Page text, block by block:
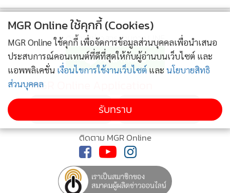
เติมชัยกล่าว
นายนิพิฐ อรุณวงษ์ ณ อยุธยา ประธานเจ้าหน้าที่บริหารและ
กรรมการผู้จัดการใหญ่ บริษัท นวนคร จำกัด (มหาชน) กล่าวว่า
ปัจจุบันเขตอุตสาหกรรมนวนคร มีความต้องการใช้ไฟฟ้า 400
เมกะวัตต์ โดยมีโรงไฟฟ้า SPP กำลังผลิต 125 เมกะวัตต์ ซึ่งมี
สัญญาขายไฟให้ กฟผ.90 เมกะวัตต์ ที่เหลือจำหน่ายในนิคมฯ ซึ่ง
ไม่เพียงพอจึงตัดสินใจขยายโรงไฟฟ้าเพิ่มอีก 60 เมกะวัตต์ คาด
ว่าจะเสร็จใน 2563 ดังนั้น หากมีกำลังการผลิตโซลาร์รูฟท็อ
ปอีก 50 เมกะวัตต์ เท่ากับนวนครมีกำลังผลิตไฟฟ้ารวมเป็น 145
ทั้งนี้ การพัฒนาระบบเชื่อมต่อไฟฟ้าอัจฉริยะ หรือสมาร์ทก
ติดตามข่าวสารผ่านทาง LINE
MGR Online Application
ติดตาม MGR Online
MGR Online ใช้คุกกี้ (Cookies)
MGR Online ใช้คุกกี้ เพื่อจัดการข้อมูลส่วนบุคคลเพื่อนำเสนอ
ประสบการณ์คอนเทนต์ที่ดีที่สุดให้กับผู้อ่านบนเว็บไซต์ และ
แอพพลิเคชั่น เงื่อนไขการใช้งานเว็บไซต์ และ นโยบายสิทธิ
ส่วนบุคคล
รับทราบ